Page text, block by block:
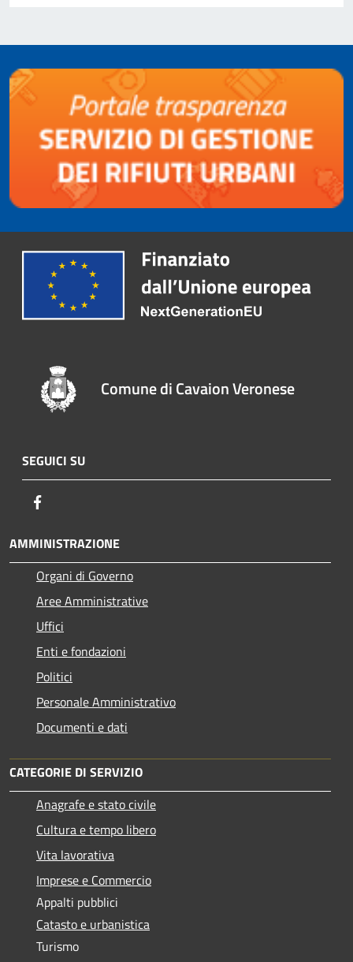
Comune di Cavaion Veronese
SEGUICI SU
AMMINISTRAZIONE
Organi di Governo
Aree Amministrative
Uffici
Enti e fondazioni
Politici
Personale Amministrativo
Documenti e dati
CATEGORIE DI SERVIZIO
Anagrafe e stato civile
Cultura e tempo libero
Vita lavorativa
Imprese e Commercio
Appalti pubblici
Catasto e urbanistica
Turismo